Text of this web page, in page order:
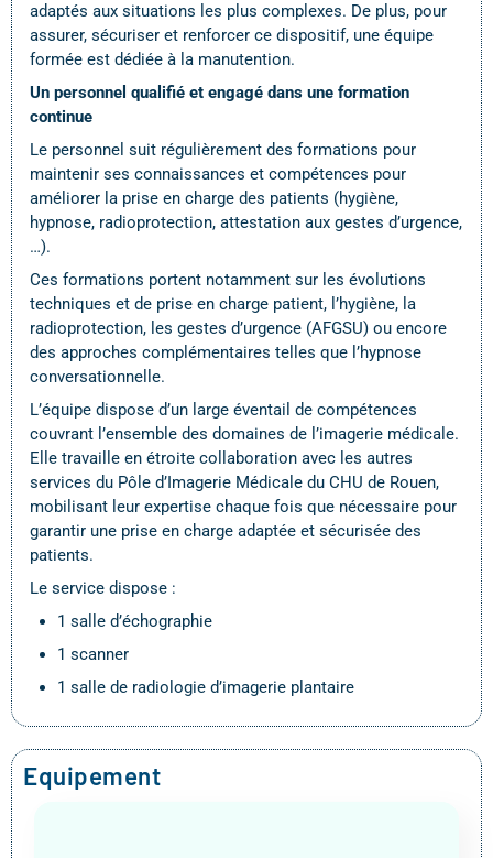
adaptés aux situations les plus complexes. De plus, pour
assurer, sécuriser et renforcer ce dispositif, une équipe
formée est dédiée à la manutention.
Un personnel qualifié et engagé dans une formation
continue
Le personnel suit régulièrement des formations pour
maintenir ses connaissances et compétences pour
améliorer la prise en charge des patients (hygiène,
hypnose, radioprotection, attestation aux gestes d’urgence,
…).
Ces formations portent notamment sur les évolutions
techniques et de prise en charge patient, l’hygiène, la
radioprotection, les gestes d’urgence (AFGSU) ou encore
des approches complémentaires telles que l’hypnose
conversationnelle.
L’équipe dispose d’un large éventail de compétences
couvrant l’ensemble des domaines de l’imagerie médicale.
Elle travaille en étroite collaboration avec les autres
services du Pôle d’Imagerie Médicale du CHU de Rouen,
mobilisant leur expertise chaque fois que nécessaire pour
garantir une prise en charge adaptée et sécurisée des
patients.
Le service dispose :
1 salle d’échographie
1 scanner
1 salle de radiologie d’imagerie plantaire
Equipement